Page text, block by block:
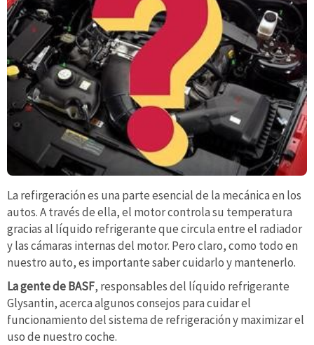
La refirgeración es una parte esencial de la mecánica en los
autos. A través de ella, el motor controla su temperatura
gracias al líquido refrigerante que circula entre el radiador
y las cámaras internas del motor. Pero claro, como todo en
nuestro auto, es importante saber cuidarlo y mantenerlo.
La gente de BASF, responsables del líquido refrigerante
Glysantin, acerca algunos consejos para cuidar el
funcionamiento del sistema de refrigeración y maximizar el
uso de nuestro coche.